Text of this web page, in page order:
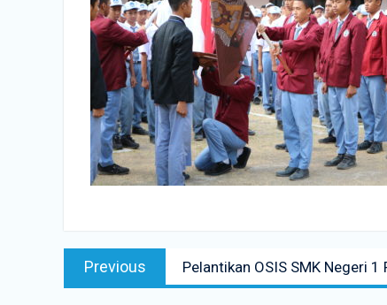
Navigasi
posPrevious
post:
Pelantikan OSIS SMK Negeri